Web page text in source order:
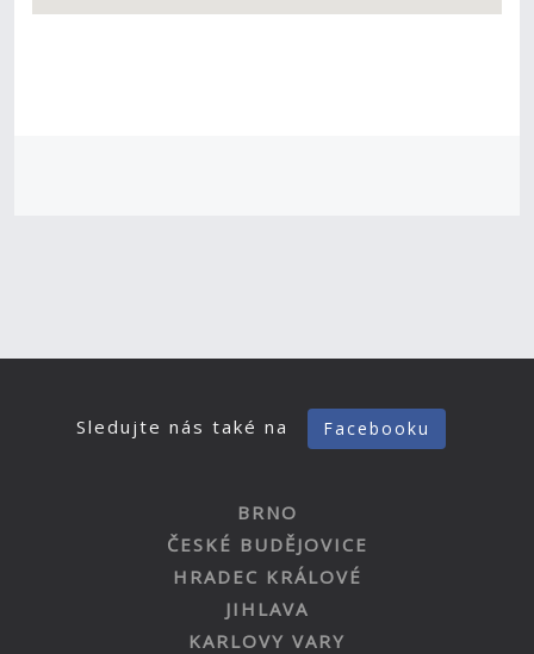
Sledujte nás také na Facebooku
BRNO
ČESKÉ BUDĚJOVICE
HRADEC KRÁLOVÉ
JIHLAVA
KARLOVY VARY